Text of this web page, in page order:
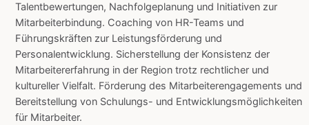
Talentbewertungen, Nachfolgeplanung und Initiativen zur
Mitarbeiterbindung. Coaching von HR-Teams und
Führungskräften zur Leistungsförderung und
Personalentwicklung. Sicherstellung der Konsistenz der
Mitarbeitererfahrung in der Region trotz rechtlicher und
kultureller Vielfalt. Förderung des Mitarbeiterengagements und
Bereitstellung von Schulungs- und Entwicklungsmöglichkeiten
für Mitarbeiter.